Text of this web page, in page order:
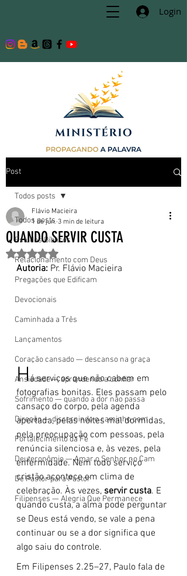
Login
Post
Todos posts
Estudos Bíblicos
Relacionamento com Deus
Pregações que Edificam
Devocionais
Caminhada a Três
Lançamentos
Coração cansado — descanso na graça
Ansiedade — aprendendo a confiar
Sofrimento — quando a dor não passa
Direção — discernindo o caminho com
Fortalecimento da Fé
Deuteronômio — Amar o Senhor no Cam
De Pastor para Pastor
Filipenses — Alegria Que Permanece
Todos posts
QUANDO SERVIR CUSTA
Flávio Macieira
1 de jun. 3 min de leitura
Avaliado com NaN de 5 estrelas.
Autoria: Pr. Flávio Macieira
Há serviços que não cabem em
fotografias bonitas. Eles passam pelo
cansaço do corpo, pela agenda
apertada, pelas noites mal dormidas,
pela preocupação com pessoas, pela
renúncia silenciosa e, às vezes, pela
enfermidade. Nem todo serviço
cristão acontece em clima de
celebração. Às vezes, servir custa. E
quando custa, a alma pode perguntar
se Deus está vendo, se vale a pena
continuar ou se a dor significa que
algo saiu do controle.
Em Filipenses 2.25–27, Paulo fala de